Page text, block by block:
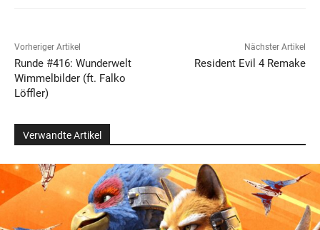
Vorheriger Artikel
Runde #416: Wunderwelt
Wimmelbilder (ft. Falko
Löffler)
Nächster Artikel
Resident Evil 4 Remake
Verwandte Artikel